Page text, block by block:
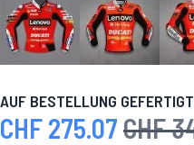
AUF BESTELLUNG GEFERTIGT
Sonderpreis
CHF 275.07 Regulärer
CHF